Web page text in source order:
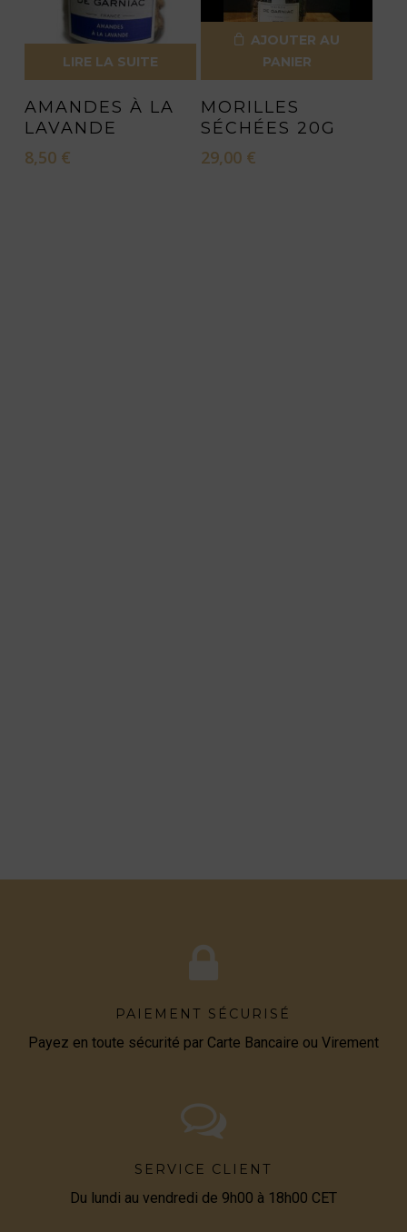
LIRE LA SUITE
AMANDES À LA
LAVANDE
8,50 €
AJOUTER AU
PANIER
MORILLES
SÉCHÉES 20G
29,00 €
PAIEMENT SÉCURISÉ
Payez en toute sécurité par Carte Bancaire ou Virement
SERVICE CLIENT
Du lundi au vendredi de 9h00 à 18h00 CET